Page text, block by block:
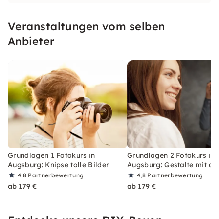
Welt der Fotografie.
Veranstaltungen vom selben
Anbieter
Grundlagen 1 Fotokurs in
Augsburg: Knipse tolle Bilder
4,8 Partnerbewertung
ab 179 €
Grundlagen 2 Fotokurs in
Augsburg: Gestalte mit
4,8 Partnerbewertung
ab 179 €